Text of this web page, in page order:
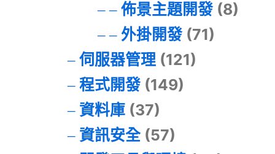
佈景主題開發(8)
外掛開發(71)
伺服器管理(121)
程式開發(149)
資料庫(37)
資訊安全(57)